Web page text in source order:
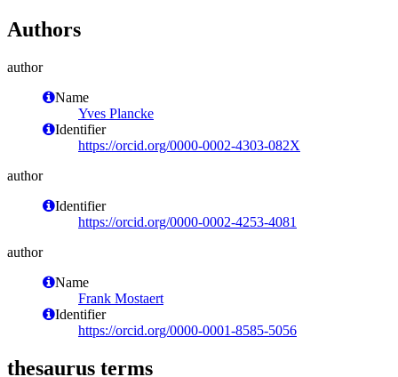
Authors
author
Name
Yves Plancke
Identifier
https://orcid.org/0000-0002-4303-082X
author
Identifier
https://orcid.org/0000-0002-4253-4081
author
Name
Frank Mostaert
Identifier
https://orcid.org/0000-0001-8585-5056
thesaurus terms